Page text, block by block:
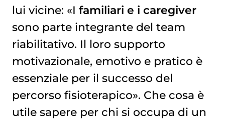
lui vicine: «I familiari e i caregiver
sono parte integrante del team
riabilitativo. Il loro supporto
motivazionale, emotivo e pratico è
essenziale per il successo del
percorso fisioterapico». Che cosa è
utile sapere per chi si occupa di un